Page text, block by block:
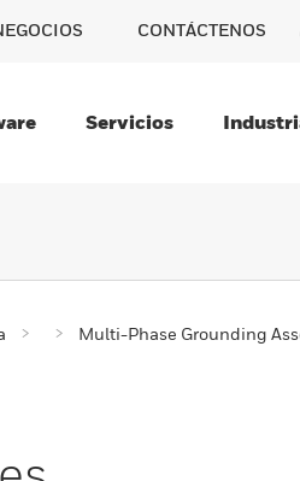
CONTÁCTENOS
Servicios
Multi-Phase Grounding